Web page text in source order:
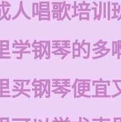
人唱歌培训
学钢琴的多
买钢琴便宜